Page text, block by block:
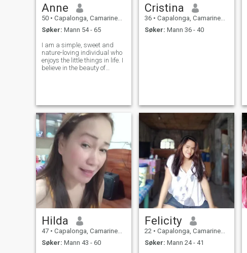
Anne
50 • Capalonga, Camarines Norte, Filippinene
Søker: Mann 54 - 65
I am a simple, sweet and
nature-loving individual who
enjoys the little things in life. I
believe in the beauty of
pleasures and shares my
love
Cristina
36 • Capalonga, Camarines Norte, Filippinene
Søker: Mann 36 - 40
Hilda
47 • Capalonga, Camarines Norte, Filippinene
Søker: Mann 43 - 60
Felicity
22 • Capalonga, Camarines Norte, Filippinene
Søker: Mann 24 - 41